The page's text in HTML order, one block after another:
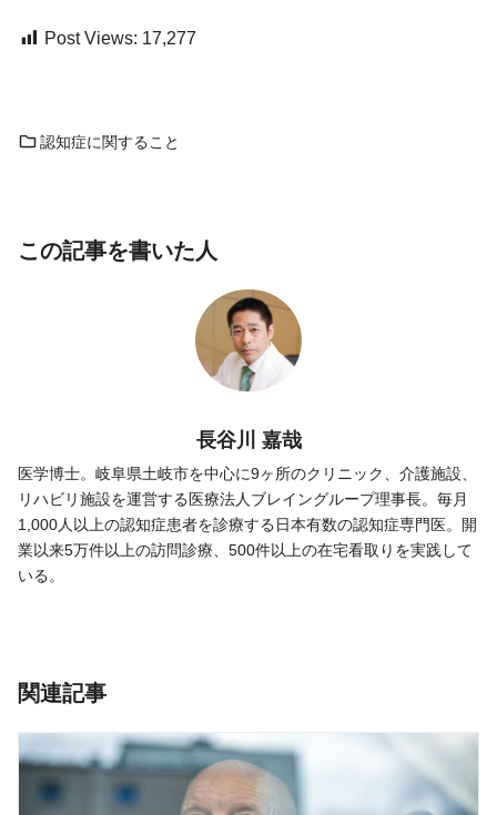
Post Views: 17,277
認知症に関すること
この記事を書いた人
長谷川 嘉哉
医学博士。岐阜県土岐市を中心に9ヶ所のクリニック、介護施設、
リハビリ施設を運営する医療法人ブレイングループ理事長。毎月
1,000人以上の認知症患者を診療する日本有数の認知症専門医。開
業以来5万件以上の訪問診療、500件以上の在宅看取りを実践して
いる。
関連記事